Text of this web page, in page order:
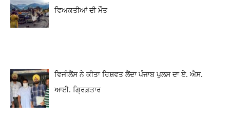
ਵਿਅਕਤੀਆਂ ਦੀ ਮੌਤ
ਵਿਜੀਲੈਂਸ ਨੇ ਕੀਤਾ ਰਿਸ਼ਵਤ ਲੈਂਦਾ ਪੰਜਾਬ ਪੁਲਸ ਦਾ ਏ. ਐਸ.
ਆਈ. ਗ੍ਰਿਫ਼ਤਾਰ